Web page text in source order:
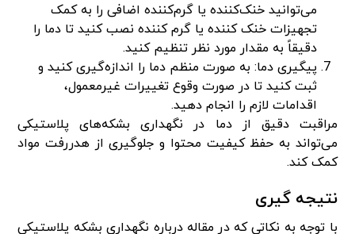
می‌توانید خنک‌کننده یا گرم‌کننده اضافی را به کمک
تجهیزات خنک کننده یا گرم کننده نصب کنید تا دما را
دقیقاً به مقدار مورد نظر تنظیم کنید.
پیگیری دما: به صورت منظم دما را اندازه‌گیری کنید و
ثبت کنید تا در صورت وقوع تغییرات غیرمعمول،
اقدامات لازم را انجام دهید.
مراقبت دقیق از دما در نگهداری بشکه‌های پلاستیکی
می‌تواند به حفظ کیفیت محتوا و جلوگیری از هدررفت مواد
کمک کند.
نتیجه گیری
با توجه به نکاتی که در مقاله درباره نگهداری بشکه پلاستیکی